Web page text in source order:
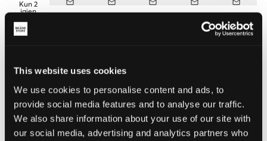
This website uses cookies
We use cookies to personalise content and ads, to
provide social media features and to analyse our traffic.
We also share information about your use of our site with
our social media, advertising and analytics partners who
Kun 2
igjen
176 cm
Opplevd størrelse
Liten
STØRRELSESTABELL